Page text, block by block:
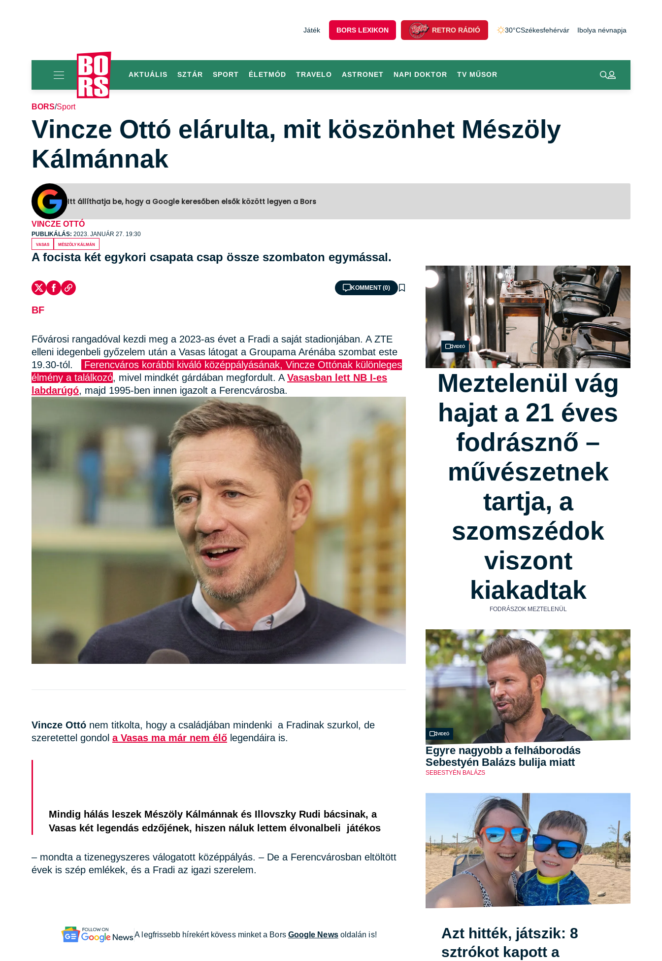
Játék BORS LEXIKON RETRO RÁDIÓ 30°CSzékesfehérvár Ibolya névnapja
AKTUÁLIS SZTÁR SPORT ÉLETMÓD TRAVELO ASTRONET NAPI DOKTOR TV MŰSOR
BORS/Sport
Vincze Ottó elárulta, mit köszönhet Mészöly
Kálmánnak
Itt állíthatja be, hogy a Google keresőben elsők között legyen a Bors
VINCZE OTTÓ
PUBLIKÁLÁS: 2023. JANUÁR 27. 19:30
Vasas
Mészöly Kálmán
A focista két egykori csapata csap össze szombaton egymással.
KOMMENT (0)
BF
Fővárosi rangadóval kezdi meg a 2023-as évet a Fradi a saját stadionjában. A ZTE
elleni idegenbeli győzelem után a Vasas látogat a Groupama Arénába szombat este
19.30-tól.
Ferencváros korábbi kiváló középpályásának, Vincze Ottónak különleges
élmény a találkozó, mivel mindkét gárdában megfordult. A Vasasban lett NB I-es
labdarúgó, majd 1995-ben innen igazolt a Ferencvárosba.
Vincze Ottó nem titkolta, hogy a családjában mindenki a Fradinak szurkol, de
szeretettel gondol a Vasas ma már nem élő legendáira is.
Mindig hálás leszek Mészöly Kálmánnak és Illovszky Rudi bácsinak, a
Vasas két legendás edzőjének, hiszen náluk lettem élvonalbeli játékos
– mondta a tizenegyszeres válogatott középpályás. – De a Ferencvárosban eltöltött
évek is szép emlékek, és a Fradi az igazi szerelem.
A legfrissebb hírekért kövess minket a Bors Google Newsoldalán is!
Videó
Meztelenül vág
hajat a 21 éves
fodrásznő –
művészetnek
tartja, a
szomszédok
viszont
kiakadtak
FODRÁSZOK MEZTELENÜL
Videó
Egyre nagyobb a felháborodás
Sebestyén Balázs bulija miatt
SEBESTYÉN BALÁZS
Azt hitték, játszik: 8
sztrókot kapott a